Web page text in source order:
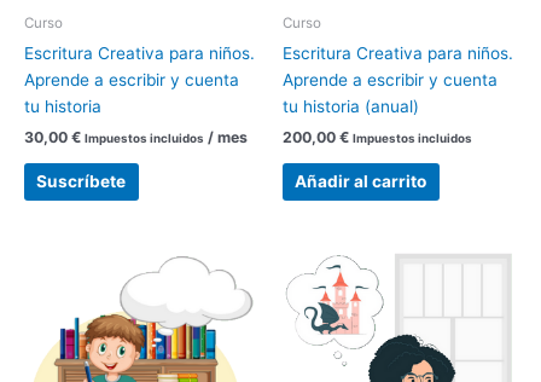
Curso
Escritura Creativa para niños.
Aprende a escribir y cuenta
tu historia
30,00 € Impuestos incluidos / mes
Suscríbete
Curso
Escritura Creativa para niños.
Aprende a escribir y cuenta
tu historia (anual)
200,00 € Impuestos incluidos
Añadir al carrito